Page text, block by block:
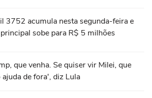
3752 acumula nesta segunda-feira e
sobe para R$ 5 milhões
que venha. Se quiser vir Milei, que
de fora', diz Lula